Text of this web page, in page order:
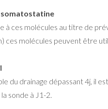
somatostatine
à ces molécules au titre de
ces molécules peuvent être
du drainage dépassant 4j, il
sonde à J1-2.